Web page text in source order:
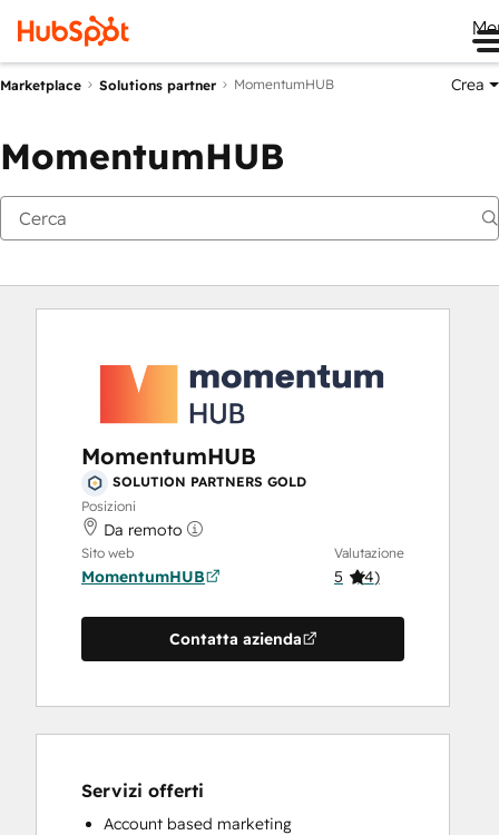
Marketplace Solutions partner MomentumHUB Crea
MomentumHUB
MomentumHUB
SOLUTION PARTNERS GOLD
Posizioni
Da remoto
Sito web
MomentumHUB
Valutazione
5 (4)
Contatta azienda
Servizi offerti
Account based marketing